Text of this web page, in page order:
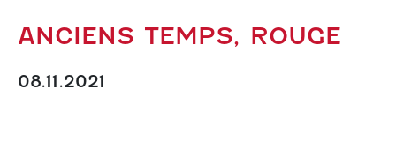
ANCIENS TEMPS, ROUGE
08.11.2021